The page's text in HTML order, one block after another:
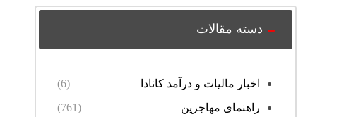
دسته مقالات
اخبار مالیات و درآمد کانادا
(6)
راهنمای مهاجرین
(761)